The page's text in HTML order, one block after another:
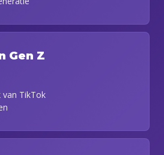
Gen Z
van TikTok